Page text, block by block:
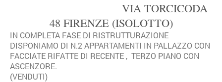
VIA TORCICODA
48 FIRENZE (ISOLOTTO)
IN COMPLETA FASE DI RISTRUTTURAZIONE
DISPONIAMO DI N.2 APPARTAMENTI IN PALLAZZO CON
FACCIATE RIFATTE DI RECENTE , TERZO PIANO CON
ASCENZORE.
(VENDUTI)